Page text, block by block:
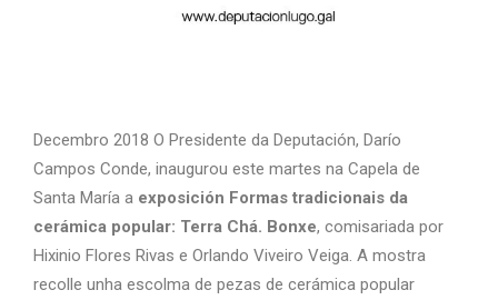
Decembro 2018 O Presidente da Deputación, Darío
Campos Conde, inaugurou este martes na Capela de
Santa María a exposición Formas tradicionais da
cerámica popular: Terra Chá. Bonxe, comisariada por
Hixinio Flores Rivas e Orlando Viveiro Veiga. A mostra
recolle unha escolma de pezas de cerámica popular